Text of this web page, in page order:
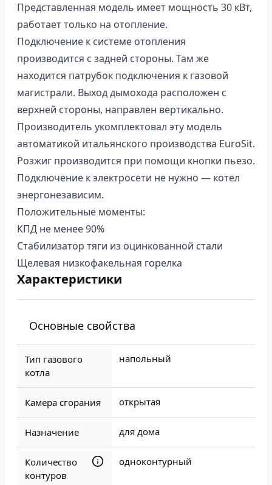
Представленная модель имеет мощность 30 кВт,
работает только на отопление.
Подключение к системе отопления
производится с задней стороны. Там же
находится патрубок подключения к газовой
магистрали. Выход дымохода расположен с
верхней стороны, направлен вертикально.
Производитель укомплектовал эту модель
автоматикой итальянского производства EuroSit.
Розжиг производится при помощи кнопки пьезо.
Подключение к электросети не нужно — котел
энергонезависим.
Положительные моменты:
КПД не менее 90%
Стабилизатор тяги из оцинкованной стали
Щелевая низкофакельная горелка
Характеристики
Основные свойства
Тип газового
котла
напольный
Камера сгорания открытая
Назначение для дома
Количество
контуров
одноконтурный